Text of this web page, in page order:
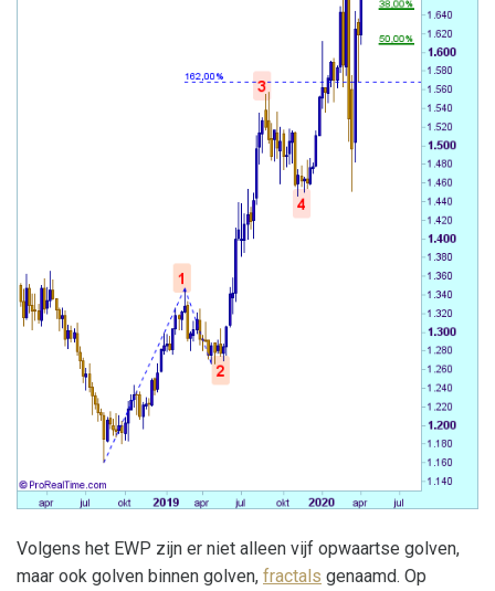
Volgens het EWP zijn er niet alleen vijf opwaartse golven,
maar ook golven binnen golven, fractals genaamd. Op